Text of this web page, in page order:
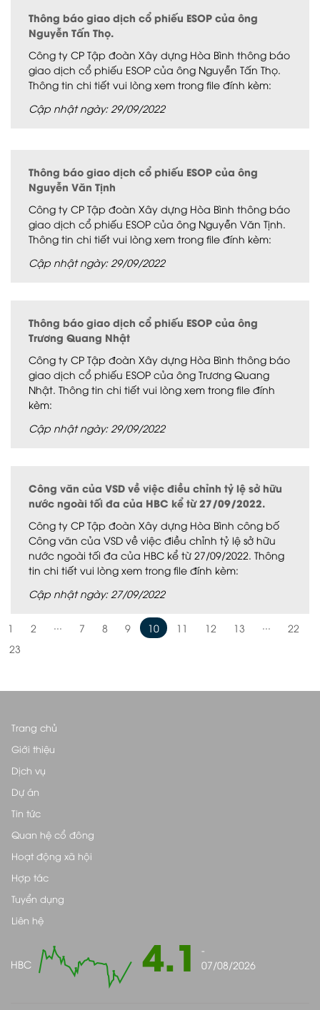
Thông báo giao dịch cổ phiếu ESOP của ông
Nguyễn Tấn Thọ.
Công ty CP Tập đoàn Xây dựng Hòa Bình thông báo
giao dịch cổ phiếu ESOP của ông Nguyễn Tấn Thọ.
Thông tin chi tiết vui lòng xem trong file đính kèm:
Cập nhật ngày: 29/09/2022
Thông báo giao dịch cổ phiếu ESOP của ông
Nguyễn Văn Tịnh
Công ty CP Tập đoàn Xây dựng Hòa Bình thông báo
giao dịch cổ phiếu ESOP của ông Nguyễn Văn Tịnh.
Thông tin chi tiết vui lòng xem trong file đính kèm:
Cập nhật ngày: 29/09/2022
Thông báo giao dịch cổ phiếu ESOP của ông
Trương Quang Nhật
Công ty CP Tập đoàn Xây dựng Hòa Bình thông báo
giao dịch cổ phiếu ESOP của ông Trương Quang
Nhật. Thông tin chi tiết vui lòng xem trong file đính
kèm:
Cập nhật ngày: 29/09/2022
Công văn của VSD về việc điều chỉnh tỷ lệ sở hữu
nước ngoài tối đa của HBC kể từ 27/09/2022.
Công ty CP Tập đoàn Xây dựng Hòa Bình công bố
Công văn của VSD về việc điều chỉnh tỷ lệ sở hữu
nước ngoài tối đa của HBC kể từ 27/09/2022. Thông
tin chi tiết vui lòng xem trong file đính kèm:
Cập nhật ngày: 27/09/2022
1 2 7 8 9 10 11 12 13
22
23
Trang chủ
Giới thiệu
Dịch vụ
Dự án
Tin tức
Quan hệ cổ đông
Hoạt động xã hội
Hợp tác
Tuyển dụng
Liên hệ
HBC 4.1
-
07/08/2026